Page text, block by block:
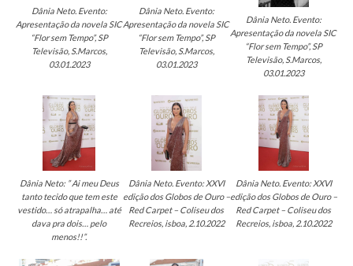
Dânia Neto. Evento:
Apresentação da novela SIC
“Flor sem Tempo”, SP
Televisão, S.Marcos,
03.01.2023
Dânia Neto. Evento:
Apresentação da novela SIC
“Flor sem Tempo”, SP
Televisão, S.Marcos,
03.01.2023
Dânia Neto. Evento:
Apresentação da novela SIC
“Flor sem Tempo”, SP
Televisão, S.Marcos,
03.01.2023
Dânia Neto: ” Ai meu Deus
tanto tecido que tem este
vestido… só atrapalha… até
dava pra dois… pelo
menos!!”.
Dânia Neto. Evento: XXVI
edição dos Globos de Ouro –
Red Carpet – Coliseu dos
Recreios, isboa, 2.10.2022
Dânia Neto. Evento: XXVI
edição dos Globos de Ouro –
Red Carpet – Coliseu dos
Recreios, isboa, 2.10.2022